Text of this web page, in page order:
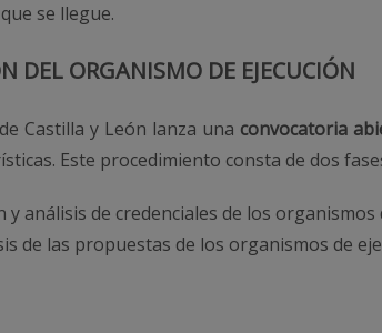
se llegue.
DEL ORGANISMO DE EJECUCIÓN
Castilla y León lanza una convocatoria
Este procedimiento consta de dos
y análisis de credenciales de los
de las propuestas de los organismos de